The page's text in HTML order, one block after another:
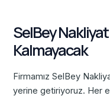
SelBey
Kalmayacak
Firmamız SelBey
yerine getiriyoruz. Her